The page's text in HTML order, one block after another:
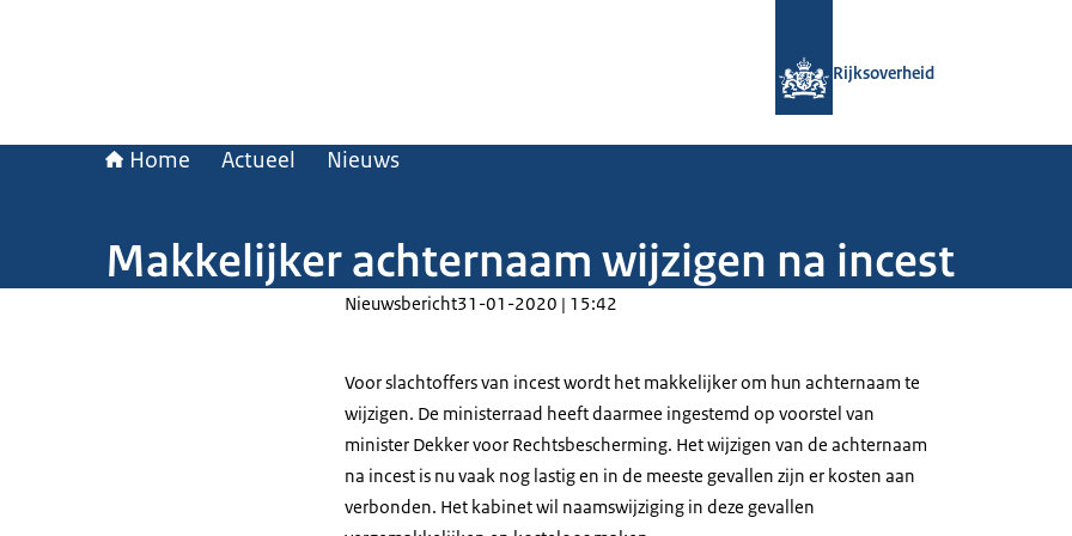
Rijksoverheid
Home Actueel Nieuws
Makkelijker achternaam wijzigen na incest
Nieuwsbericht31-01-2020 | 15:42
Voor slachtoffers van incest wordt het makkelijker om hun achternaam te
wijzigen. De ministerraad heeft daarmee ingestemd op voorstel van
minister Dekker voor Rechtsbescherming. Het wijzigen van de achternaam
na incest is nu vaak nog lastig en in de meeste gevallen zijn er kosten aan
verbonden. Het kabinet wil naamswijziging in deze gevallen